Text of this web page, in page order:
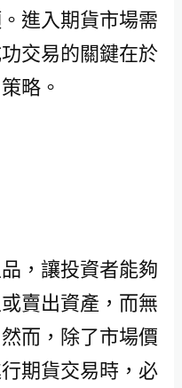
進入期貨市場需
交易的關鍵在於
略。
，讓投資者能夠
賣出資產，而無
而，除了市場價
期貨交易時，必